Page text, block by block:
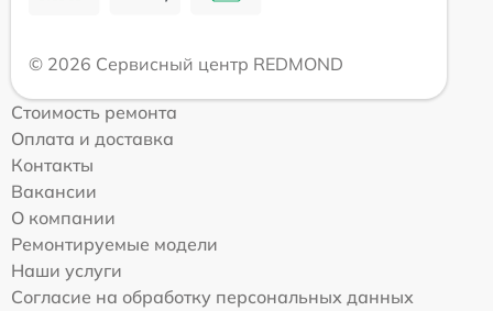
© 2026 Сервисный центр REDMOND
Стоимость ремонта
Оплата и доставка
Контакты
Вакансии
О компании
Ремонтируемые модели
Наши услуги
Согласие на обработку персональных данных